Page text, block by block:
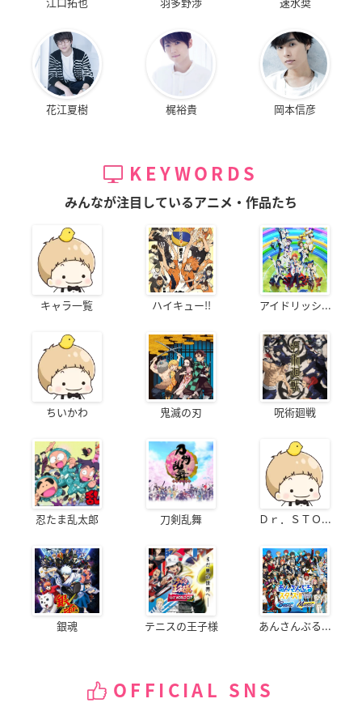
花江夏樹 梶裕貴 岡本信彦
KEYWORDS
みんなが注目しているアニメ・作品たち
キャラ一覧 ハイキュー!! アイドリッシ...
ちいかわ 鬼滅の刃 呪術廻戦
忍たま乱太郎 刀剣乱舞 Ｄｒ．ＳＴＯ...
銀魂 テニスの王子様 あんさんぶる...
OFFICIAL SNS